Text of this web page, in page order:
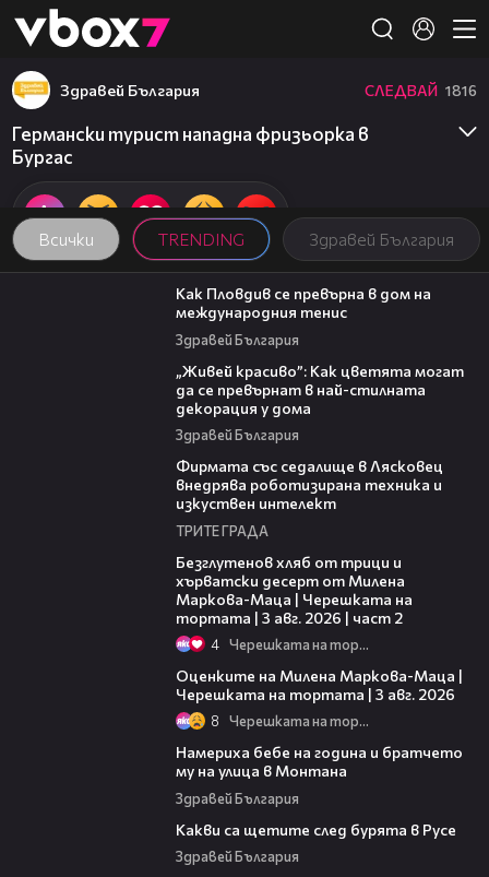
👾
Всички TRENDING Здравей България
Здравей България СЛЕДВАЙ 1816
Германски турист нападна фризьорка в
Бургас
03:09
Как Пловдив се превърна в дом на
международния тенис
Здравей България
„Живей красиво”: Как цветята могат
да се превърнат в най-стилната
декорация у дома
Здравей България
Фирмата със седалище в Лясковец
внедрява роботизирана техника и
изкуствен интелект
ТРИТЕ ГРАДА
Безглутенов хляб от трици и
хърватски десерт от Милена
Маркова-Маца | Черешката на
тортата | 3 авг. 2026 | част 2
4 Черешката на тортата
Оценките на Милена Маркова-Маца |
Черешката на тортата | 3 авг. 2026
8 Черешката на тортата
Намериха бебе на година и братчето
му на улица в Монтана
Здравей България
Какви са щетите след бурята в Русе
Здравей България